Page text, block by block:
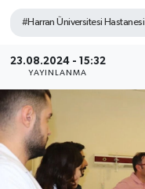
#Harran Üniversitesi Hastanesi
23.08.2024 - 15:32
YAYINLANMA